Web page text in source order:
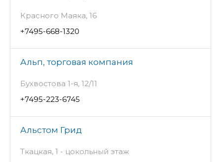
Красного Маяка, 16
+7495-668-1320
Альп, торговая компания
Бухвостова 1-я, 12/11
+7495-223-6745
Альстом Грид
Ткацкая, 1 - цокольный этаж